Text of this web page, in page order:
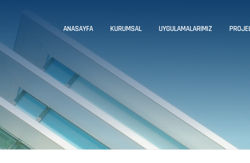
ANASAYFA KURUMSAL UYGULAMALARIMIZ